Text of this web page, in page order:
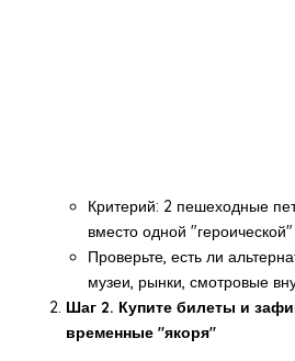
Критерий: 2 пешеходные
вместо одной
Проверьте, есть ли
музеи, рынки, смотровые
Шаг 2. Купите билеты и
временные "якоря"